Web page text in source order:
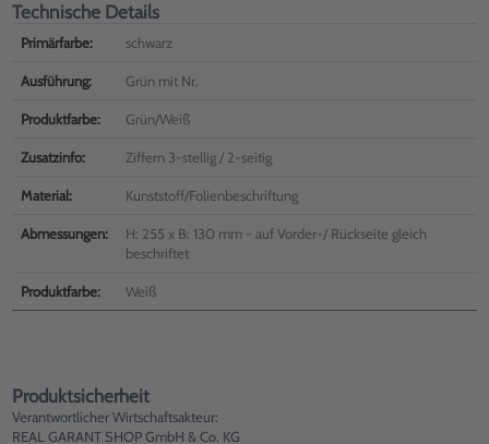
Technische Details
Primärfarbe: schwarz
Ausführung: Grün mit Nr.
Produktfarbe: Grün/Weiß
Zusatzinfo: Ziffern 3-stellig / 2-seitig
Material: Kunststoff/Folienbeschriftung
Abmessungen:
H: 255 x B: 130 mm - auf Vorder-/ Rückseite gleich
beschriftet
Produktfarbe: Weiß
Produktsicherheit
Verantwortlicher Wirtschaftsakteur:
REAL GARANT SHOP GmbH & Co. KG